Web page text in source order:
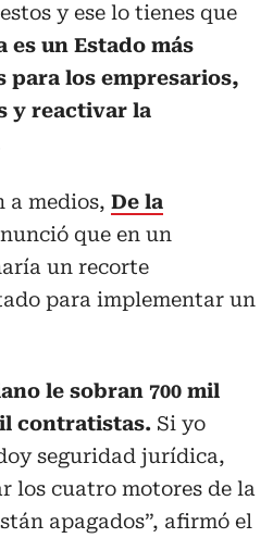
y ese lo tienes que
es un Estado más
para los empresarios,
y reactivar la
a medios, De la
que en un
un recorte
para implementar un
le sobran 700 mil
contratistas. Si yo
seguridad jurídica,
los cuatro motores de la
apagados”, afirmó el